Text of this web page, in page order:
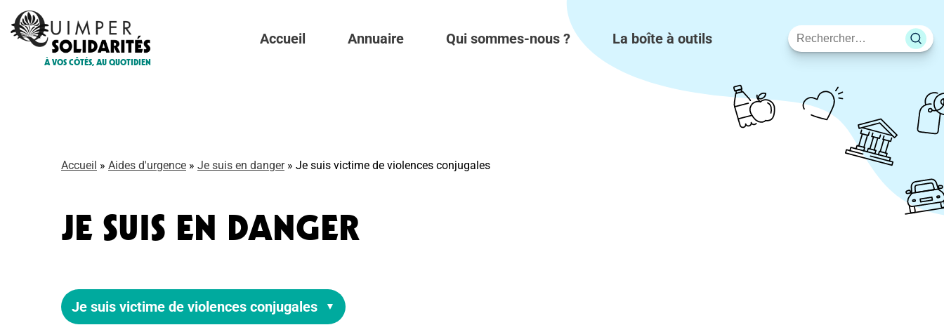
À VOS CÔTÉS, AU QUOTIDIEN
Accueil Annuaire Qui sommes-nous ? La boîte à outils
Rechercher
sur
le
Accueil » Aides d'urgence » Je suis en danger» Je suis victime de violences conjugales
JE SUIS EN DANGER
Je suis victime de violences conjugales